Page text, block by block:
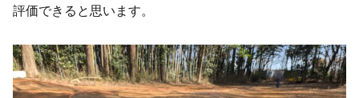
評価できると思います。